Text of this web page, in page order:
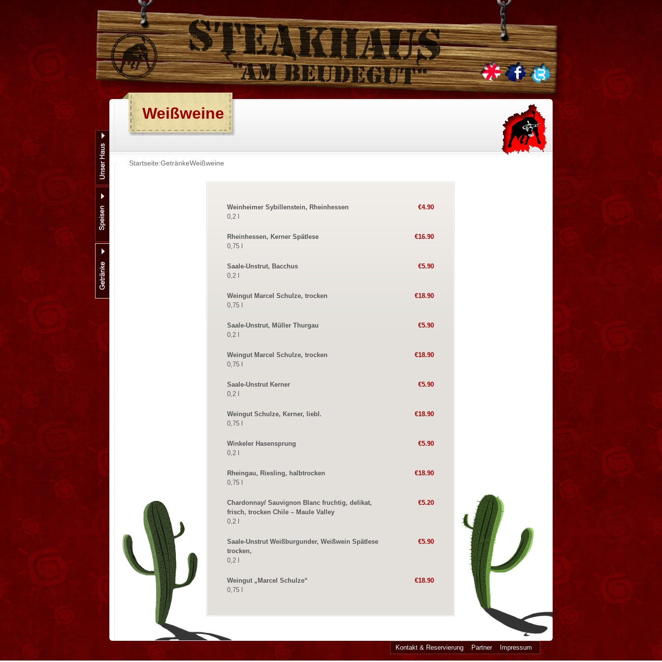
Startseite:GetränkeWeißweine
Weißweine
Weinheimer Sybillenstein, Rheinhessen
€4.90
0,2 l
Rheinhessen, Kerner Spätlese
€16.90
0,75 l
Saale-Unstrut, Bacchus
€5.90
0,2 l
Weingut Marcel Schulze, trocken
€18.90
0,75 l
Saale-Unstrut, Müller Thurgau
€5.90
0,2 l
Weingut Marcel Schulze, trocken
€18.90
0,75 l
Saale-Unstrut Kerner
€5.90
0,2 l
Weingut Schulze, Kerner, liebl.
€18.90
0,75 l
Winkeler Hasensprung
€5.90
0,2 l
Rheingau, Riesling, halbtrocken
€18.90
0,75 l
Chardonnay/ Sauvignon Blanc fruchtig, delikat,
frisch, trocken Chile – Maule Valley
€5.20
0,2 l
Saale-Unstrut Weißburgunder, Weißwein Spätlese
trocken,
€5.90
0,2 l
Weingut „Marcel Schulze“
€18.90
0,75 l
Kontakt & Reservierung Partner Impressum